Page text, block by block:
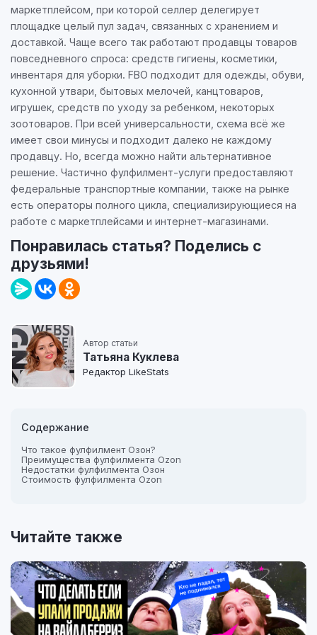
маркетплейсом, при которой селлер делегирует
площадке целый пул задач, связанных с хранением и
доставкой. Чаще всего так работают продавцы товаров
повседневного спроса: средств гигиены, косметики,
инвентаря для уборки. FBO подходит для одежды, обуви,
кухонной утвари, бытовых мелочей, канцтоваров,
игрушек, средств по уходу за ребенком, некоторых
зоотоваров. При всей универсальности, схема всё же
имеет свои минусы и подходит далеко не каждому
продавцу. Но, всегда можно найти альтернативное
решение. Частично фулфилмент-услуги предоставляют
федеральные транспортные компании, также на рынке
есть операторы полного цикла, специализирующиеся на
работе с маркетплейсами и интернет-магазинами.
Понравилась статья? Поделись с
друзьями!
Автор статьи
Татьяна Куклева
Редактор LikeStats
Содержание
Что такое фулфилмент Озон?
Преимущества фулфилмента Ozon
Недостатки фулфилмента Озон
Стоимость фулфилмента Ozon
Читайте также